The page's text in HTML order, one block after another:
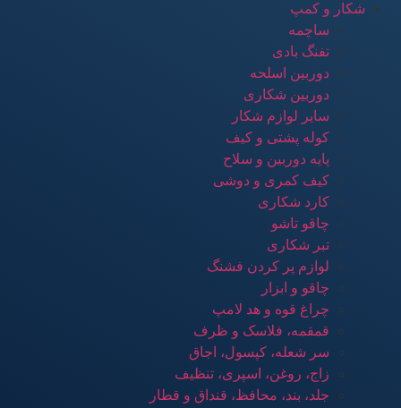
شکار و کمپ
ساچمه
تفنگ بادی
دوربین اسلحه
دوربین شکاری
سایر لوازم شکار
کوله پشتی و کیف
پایه دوربین و سلاح
کیف کمری و دوشی
کارد شکاری
چاقو تاشو
تبر شکاری
لوازم پر کردن فشنگ
چاقو و ابزار
چراغ قوه و هد لامپ
قمقمه، فلاسک و ظرف
سر شعله، کپسول، اجاق
زاج، روغن، اسپری، تنظیف
جلد، بند، محافظ، قنداق و قطار